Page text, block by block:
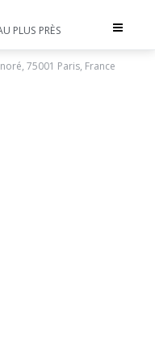
Toggle
PLUS PRÈS
75001 Paris, France